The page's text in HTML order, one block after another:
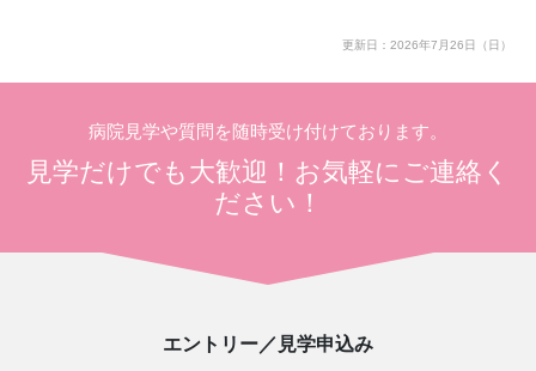
更新日：2026年7月26日（日）
病院見学や質問を随時受け付けております。
見学だけでも大歓迎！お気軽にご連絡く
ださい！
エントリー／見学申込み